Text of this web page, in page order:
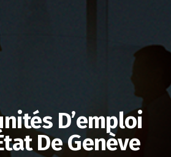
D’emploi
De Genève